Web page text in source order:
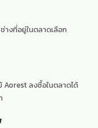
างที่อยู่ในตลาดเลือก
ลงซื้อในตลาดได้